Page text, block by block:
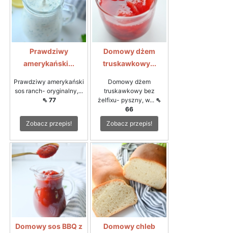
Prawdziwy
amerykański...
Prawdziwy amerykański
sos ranch- oryginalny,...
⇖ 77
Zobacz przepis!
Domowy dżem
truskawkowy...
Domowy dżem
truskawkowy bez
żelfixu- pyszny, w... ⇖
66
Zobacz przepis!
Domowy sos BBQ z Domowy chleb